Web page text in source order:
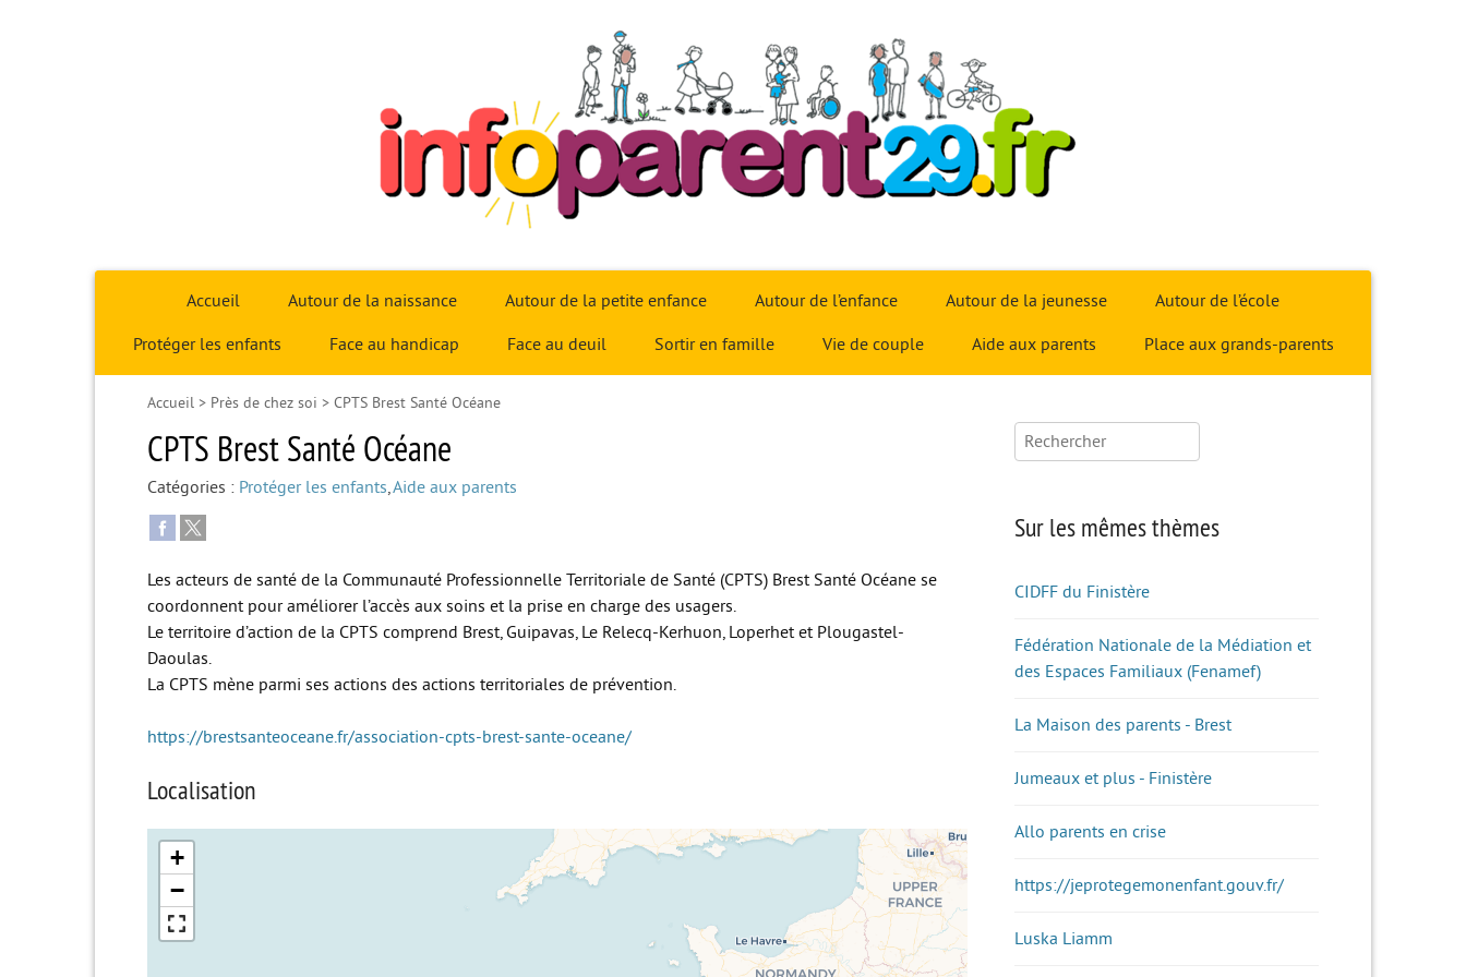
Infoparent29
Accueil Autour de la naissance Autour de la petite enfance Autour de l’enfance Autour de la jeunesse Autour de l’école
Protéger les enfants Face au handicap Face au deuil Sortir en famille Vie de couple Aide aux parents Place aux grands-parents
Accueil > Près de chez soi > CPTS Brest Santé Océane
CPTS Brest Santé Océane
Catégories : Protéger les enfants,Aide aux parents
Les acteurs de santé de la Communauté Professionnelle Territoriale de Santé (CPTS) Brest Santé Océane se
coordonnent pour améliorer l’accès aux soins et la prise en charge des usagers.
Le territoire d’action de la CPTS comprend Brest, Guipavas, Le Relecq-Kerhuon, Loperhet et Plougastel-
Daoulas.
La CPTS mène parmi ses actions des actions territoriales de prévention.
https://brestsanteoceane.fr/association-cpts-brest-sante-oceane/
Localisation
+
−
Rechercher :
Sur les mêmes thèmes
CIDFF du Finistère
Fédération Nationale de la Médiation et
des Espaces Familiaux (Fenamef)
La Maison des parents - Brest
Jumeaux et plus - Finistère
Allo parents en crise
https://jeprotegemonenfant.gouv.fr/
Luska Liamm